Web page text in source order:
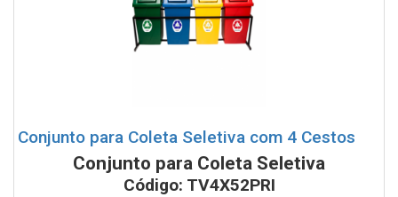
Conjunto para Coleta Seletiva com 4 Cestos
Conjunto para Coleta Seletiva
Código: TV4X52PRI